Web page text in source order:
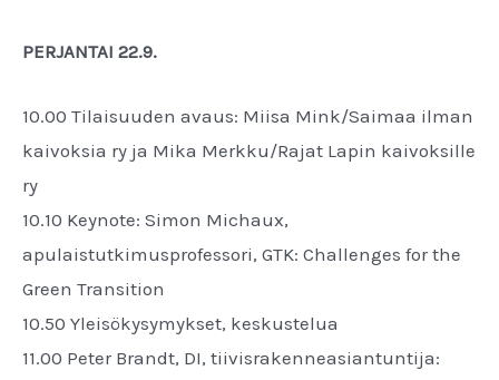
PERJANTAI 22.9.
10.00 Tilaisuuden avaus: Miisa Mink/Saimaa ilman
kaivoksia ry ja Mika Merkku/Rajat Lapin kaivoksille
ry
10.10 Keynote: Simon Michaux,
apulaistutkimusprofessori, GTK: Challenges for the
Green Transition
10.50 Yleisökysymykset, keskustelua
11.00 Peter Brandt, DI, tiivisrakenneasiantuntija: